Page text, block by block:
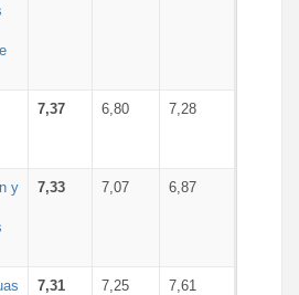
7,37 6,80 7,28
y
7,33 7,07 6,87
7,31 7,25 7,61